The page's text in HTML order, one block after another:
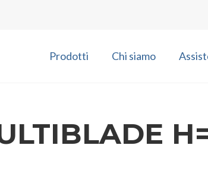
Prodotti Chi siamo